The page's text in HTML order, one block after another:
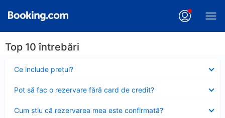
Top 10 întrebări
Ce include preţul?
închis
Pot să fac o rezervare fără card de credit?
închis
Cum ştiu că rezervarea mea este confirmată?
închis